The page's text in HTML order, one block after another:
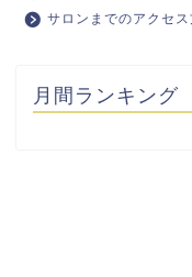
サロンまでのアクセス
月間ランキング